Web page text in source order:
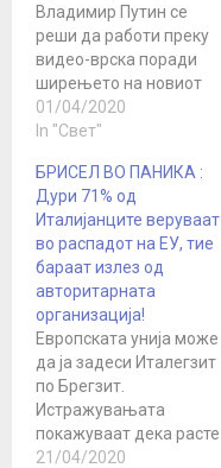
Владимир Путин се
реши да работи преку
видео-врска поради
ширењето на новиот
коронавирус, изјави
пред новинарите
Дмитриј Песков. Тој го
објави ова еден ден
откако главниот лекар
на водечката московска
болница во која се
третираат пациенти со
коронавирус, кој
минатата недела го
прими Путин во…
01/04/2020
In "Свет"
БРИСЕЛ ВО ПАНИКА :
Дури 71% од
Италијанците веруваат
во распадот на ЕУ, тие
бараат излез од
авторитарната
организација!
Европската унија може
да ја задеси Италегзит
по Брегзит.
Истражувањата
покажуваат дека расте
бројот на италијанци
21/04/2020